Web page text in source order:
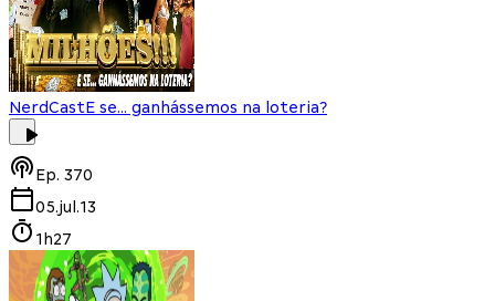
NerdCastE se... ganhássemos na loteria?
Ep. 370
05.jul.13
1h27